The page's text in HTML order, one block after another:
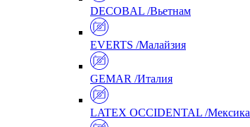
DECOBAL /Вьетнам
EVERTS /Малайзия
GEMAR /Италия
LATEX OCCIDENTAL /Мексика